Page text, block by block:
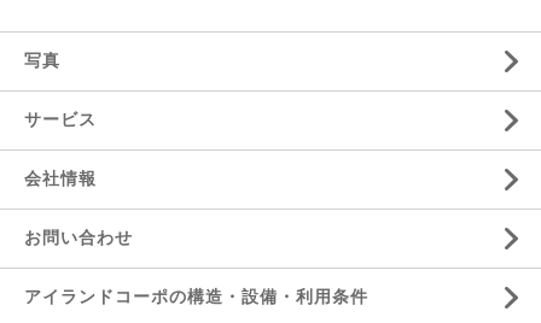
写真
サービス
会社情報
お問い合わせ
アイランドコーポの構造・設備・利用条件